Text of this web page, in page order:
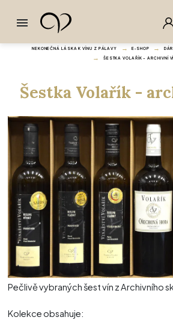
NEKONEČNÁ LÁSKA K VÍNU Z PÁLAVY E‑SHOP
ŠESTKA VOLAŘÍK - ARCHIVNÍ
Šestka Volařík -
Pečlivě vybraných šest vín z Archivního
Kolekce obsahuje: